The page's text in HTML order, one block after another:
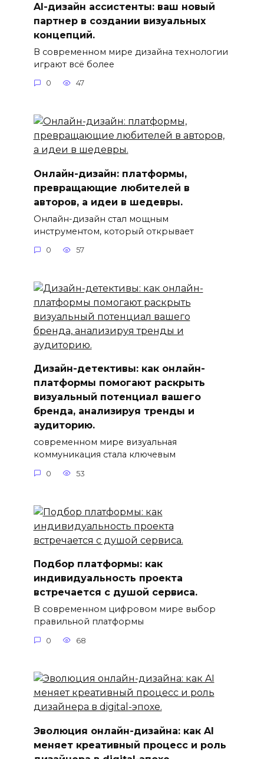
AI-дизайн ассистенты: ваш новый
партнер в создании визуальных
концепций.
В современном мире дизайна технологии
играют всё более
0 47
Онлайн-дизайн: платформы,
превращающие любителей в
авторов, а идеи в шедевры.
Онлайн-дизайн стал мощным
инструментом, который открывает
0 57
Дизайн-детективы: как онлайн-
платформы помогают раскрыть
визуальный потенциал вашего
бренда, анализируя тренды и
аудиторию.
современном мире визуальная
коммуникация стала ключевым
0 53
Подбор платформы: как
индивидуальность проекта
встречается с душой сервиса.
В современном цифровом мире выбор
правильной платформы
0 68
Эволюция онлайн-дизайна: как AI
меняет креативный процесс и роль